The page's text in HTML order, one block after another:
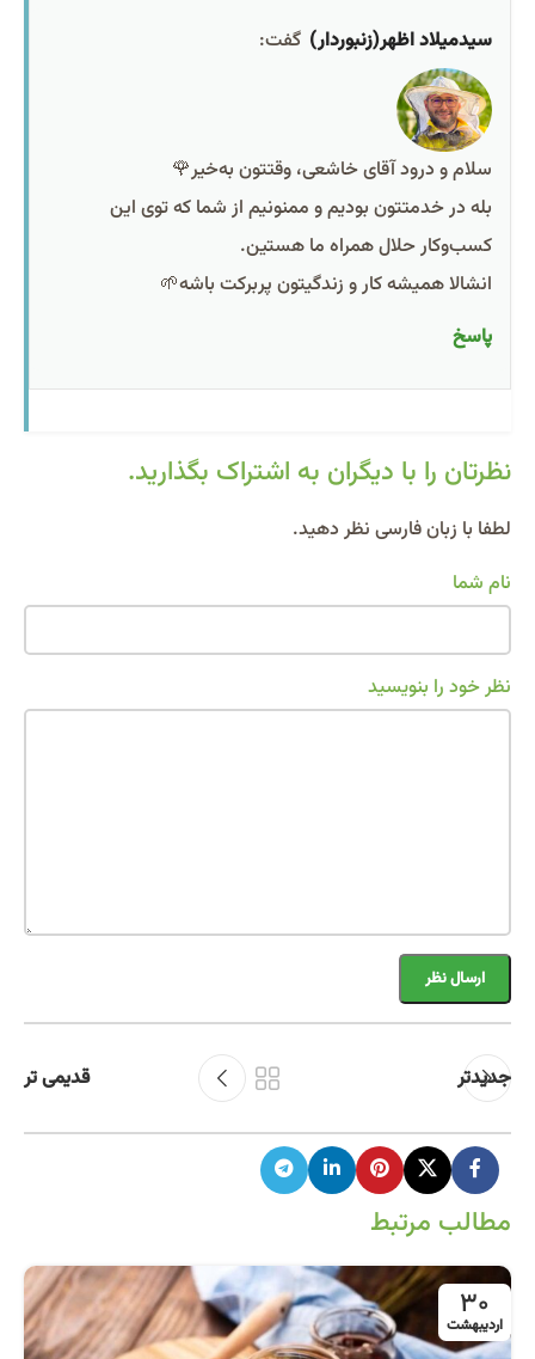
سیدمیلاد اظهر(زنبوردار) گفت:
سلام و درود آقای خاشعی، وقتتون به‌خیر🌹
بله در خدمتتون بودیم و ممنونیم از شما که توی این
کسب‌وکار حلال همراه ما هستین.
انشالا همیشه کار و زندگیتون پربرکت باشه🌱
پاسخ
نظرتان را با دیگران به اشتراک بگذارید.
لطفا با زبان فارسی نظر دهید.
نام شما
نظر خود را بنویسید
Alternative:
جدیدتر قدیمی تر
مطالب مرتبط
30
اردیبهشت